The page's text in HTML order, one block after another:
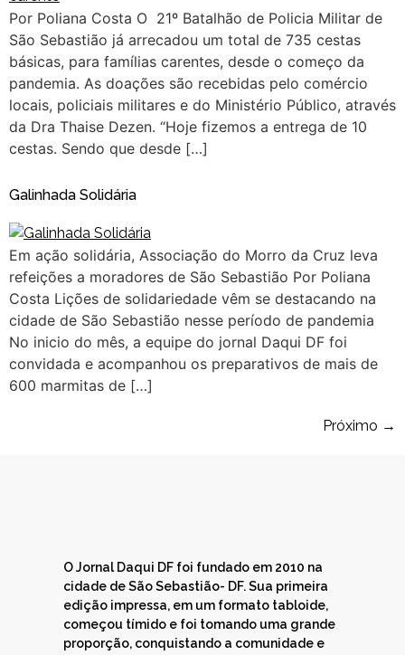
Por Poliana Costa O 21º Batalhão de Policia Militar de
São Sebastião já arrecadou um total de 735 cestas
básicas, para famílias carentes, desde o começo da
pandemia. As doações são recebidas pelo comércio
locais, policiais militares e do Ministério Público, através
da Dra Thaise Dezen. “Hoje fizemos a entrega de 10
cestas. Sendo que desde […]
Galinhada Solidária
Em ação solidária, Associação do Morro da Cruz leva
refeições a moradores de São Sebastião Por Poliana
Costa Lições de solidariedade vêm se destacando na
cidade de São Sebastião nesse período de pandemia
No inicio do mês, a equipe do jornal Daqui DF foi
convidada e acompanhou os preparativos de mais de
600 marmitas de […]
Próximo →
O Jornal Daqui DF foi fundado em 2010 na
cidade de São Sebastião- DF. Sua primeira
edição impressa, em um formato tabloide,
começou tímido e foi tomando uma grande
proporção, conquistando a comunidade e